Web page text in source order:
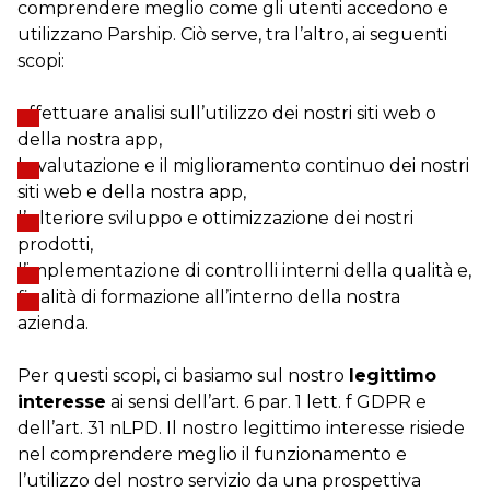
comprendere meglio come gli utenti accedono e
utilizzano Parship. Ciò serve, tra l’altro, ai seguenti
scopi:
effettuare analisi sull’utilizzo dei nostri siti web o
della nostra app,
la valutazione e il miglioramento continuo dei nostri
siti web e della nostra app,
l’ulteriore sviluppo e ottimizzazione dei nostri
prodotti,
l’implementazione di controlli interni della qualità e,
finalità di formazione all’interno della nostra
azienda.
Per questi scopi, ci basiamo sul nostro legittimo
interesse ai sensi dell’art. 6 par. 1 lett. f GDPR e
dell’art. 31 nLPD. Il nostro legittimo interesse risiede
nel comprendere meglio il funzionamento e
l’utilizzo del nostro servizio da una prospettiva